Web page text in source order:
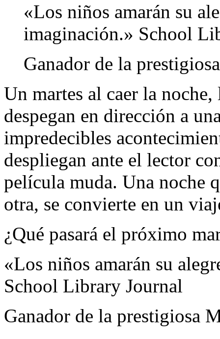
«Los niños amarán su
imaginación.» School
Ganador de la
Un martes al caer la noche,
despegan en dirección a
impredecibles
despliegan ante el lector
película muda. Una noche
otra, se convierte en un
¿Qué pasará el próximo
«Los niños amarán su
School Library Journal
Ganador de la prestigiosa